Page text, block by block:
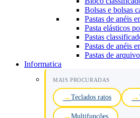
Bolsas e bolsas
Pastas de anéis
Pasta elásticos
Pastas
Pastas de anéis
Pastas de arquivo
Informatica
MAIS PROCURADAS
Teclados ratos
Multifunções